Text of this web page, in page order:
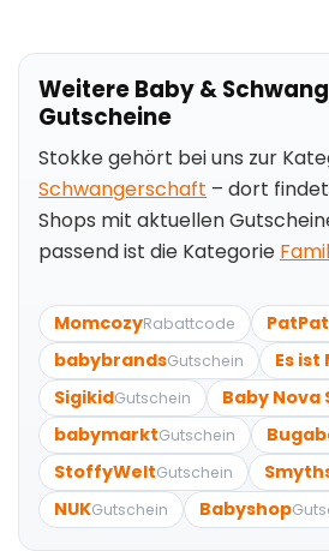
Weitere Baby &
Gutscheine
Stokke gehört bei uns zur
Schwangerschaft – dort
Shops mit aktuellen
passend ist die Kategorie
MomcozyRabattcode PatPat
babybrandsGutschein Es ist
SigikidGutschein Baby Nova
babymarktGutschein
StoffyWeltGutschein
NUKGutschein Babyshop